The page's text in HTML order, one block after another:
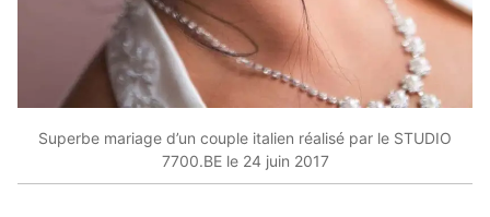
Superbe mariage d’un couple italien réalisé par le STUDIO
7700.BE le 24 juin 2017